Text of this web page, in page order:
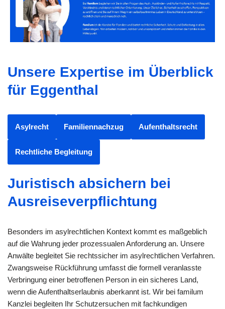
Unsere Expertise im Überblick
für Eggenthal
Asylrecht Familiennachzug Aufenthaltsrecht
Rechtliche Begleitung
Juristisch absichern bei
Ausreiseverpflichtung
Besonders im asylrechtlichen Kontext kommt es maßgeblich
auf die Wahrung jeder prozessualen Anforderung an. Unsere
Anwälte begleitet Sie rechtssicher im asylrechtlichen Verfahren.
Zwangsweise Rückführung umfasst die formell veranlasste
Verbringung einer betroffenen Person in ein sicheres Land,
wenn die Aufenthaltserlaubnis aberkannt ist. Wir bei familum
Kanzlei begleiten Ihr Schutzersuchen mit fachkundigen